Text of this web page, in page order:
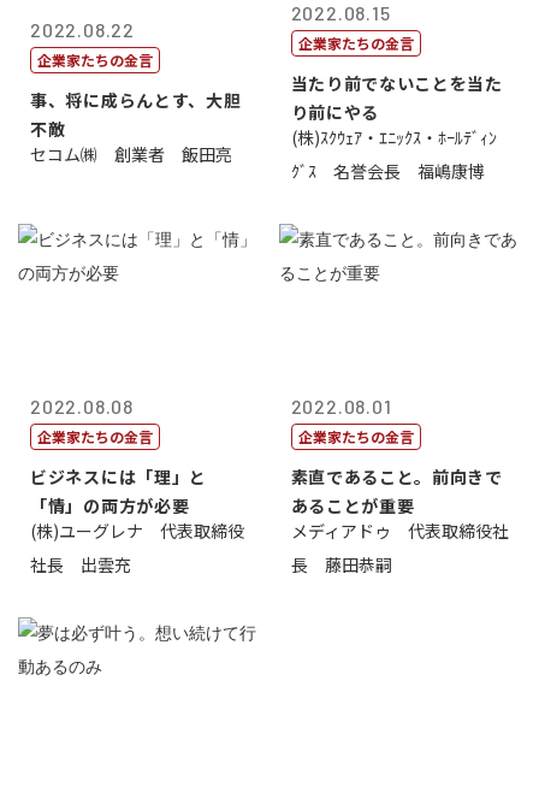
2022.08.22
企業家たちの金言
事、将に成らんとす、大胆
不敵
セコム㈱ 創業者 飯田亮
2022.08.15
企業家たちの金言
当たり前でないことを当た
り前にやる
(株)ｽｸｳｪｱ・ｴﾆｯｸｽ・ﾎｰﾙﾃﾞｨﾝ
ｸﾞｽ 名誉会長 福嶋康博
2022.08.08
企業家たちの金言
ビジネスには「理」と
「情」の両方が必要
(株)ユーグレナ 代表取締役
社長 出雲充
2022.08.01
企業家たちの金言
素直であること。前向きで
あることが重要
メディアドゥ 代表取締役社
長 藤田恭嗣